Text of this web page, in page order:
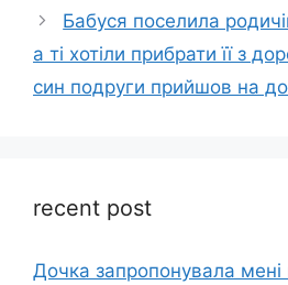
Бабуся поселила
а ті хотіли прибрати її з
син подруги прийшов на
recent post
Дочка запpопонувала мені